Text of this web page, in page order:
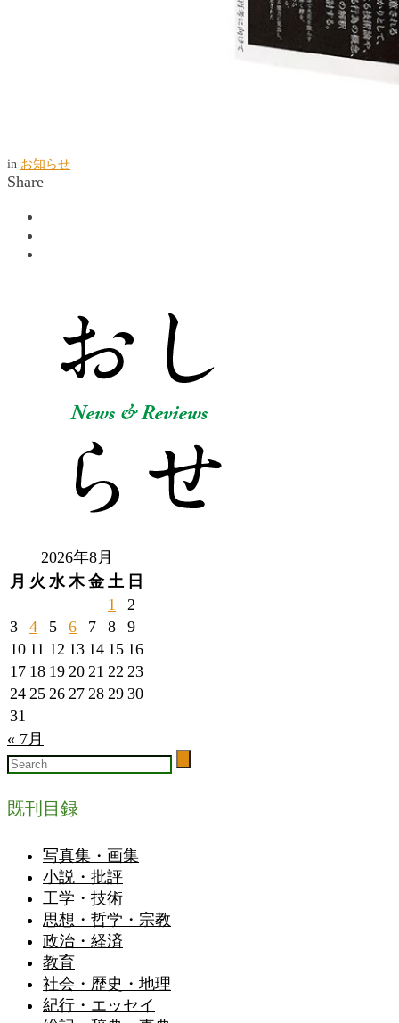
in お知らせ
Share
2026年8月
月 火 水 木 金 土 日
1
2
3
4 5 6 7 8
9
10 11 12 13 14 15 16
17 18 19 20 21 22 23
24 25 26 27 28 29 30
31
« 7月
既刊目録
写真集・画集
小説・批評
工学・技術
思想・哲学・宗教
政治・経済
教育
社会・歴史・地理
紀行・エッセイ